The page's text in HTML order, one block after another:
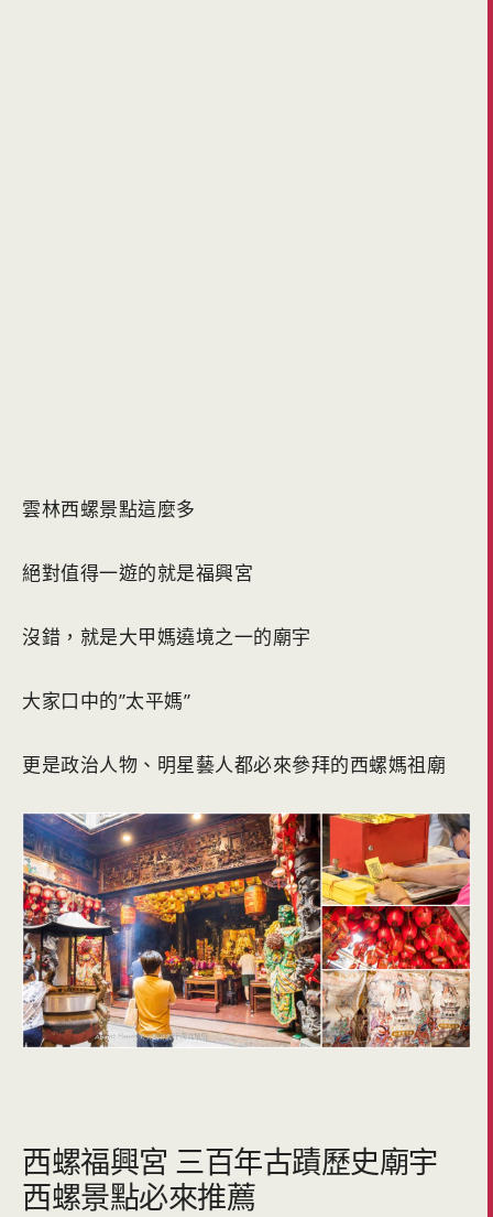
雲林西螺景點這麼多
絕對值得一遊的就是福興宮
沒錯，就是大甲媽遶境之一的廟宇
大家口中的”太平媽”
更是政治人物、明星藝人都必來參拜的西螺媽祖廟
西螺福興宮 三百年古蹟歷史廟宇
西螺景點必來推薦